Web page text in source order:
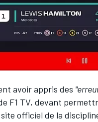
avoir appris des
F1 TV, devant
officiel de la